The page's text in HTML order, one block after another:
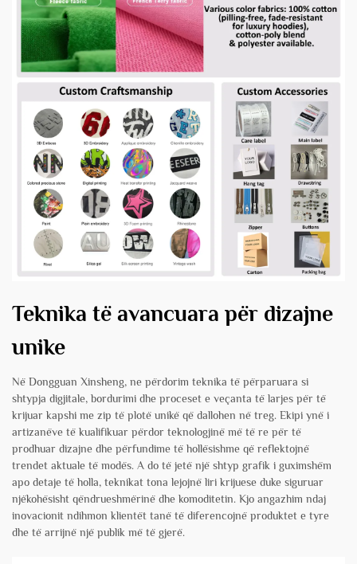
Teknika të avancuara për dizajne
unike
Në Dongguan Xinsheng, ne përdorim teknika të përparuara si
shtypja digjitale, bordurimi dhe proceset e veçanta të larjes për të
krijuar kapshi me zip të plotë unikë që dallohen në treg. Ekipi ynë i
artizanëve të kualifikuar përdor teknologjinë më të re për të
prodhuar dizajne dhe përfundime të hollësishme që reflektojnë
trendet aktuale të modës. A do të jetë një shtyp grafik i guximshëm
apo detaje të holla, teknikat tona lejojnë liri krijuese duke siguruar
njëkohësisht qëndrueshmërinë dhe komoditetin. Kjo angazhim ndaj
inovacionit ndihmon klientët tanë të diferencojnë produktet e tyre
dhe të arrijnë një publik më të gjerë.